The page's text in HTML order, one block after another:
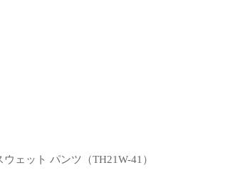
ェット パンツ（TH21W-41）